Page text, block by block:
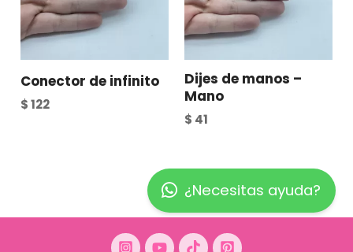
Conector de infinito
$122
Dijes de manos –
Mano
$ 41
¿Necesitas ayuda?